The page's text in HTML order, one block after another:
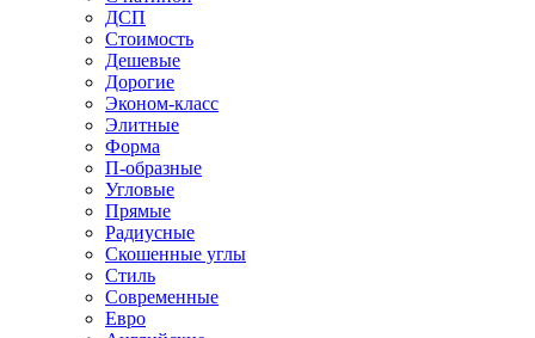
ДСП
Стоимость
Дешевые
Дорогие
Эконом-класс
Элитные
Форма
П-образные
Угловые
Прямые
Радиусные
Скошенные углы
Стиль
Современные
Евро